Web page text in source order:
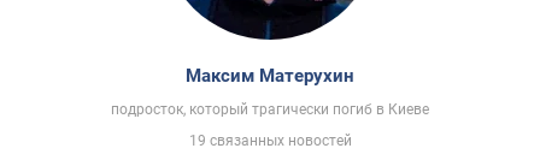
Максим Матерухин
подросток, который трагически погиб в Киеве
19 связанных новостей